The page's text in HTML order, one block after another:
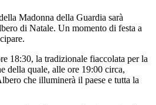
Madonna della Guardia sarà
di Natale. Un momento di festa a
18:30, la tradizionale fiaccolata per la
della quale, alle ore 19:00 circa,
che illuminerà il paese e tutta la